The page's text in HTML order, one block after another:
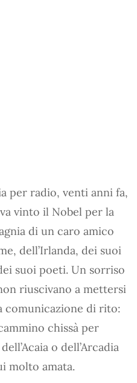
per radio, venti anni fa,
vinto il Nobel per la
di un caro amico
dell’Irlanda, dei suoi
suoi poeti. Un sorriso
riuscivano a mettersi
di rito:
chissà per
o dell’Arcadia
molto amata.